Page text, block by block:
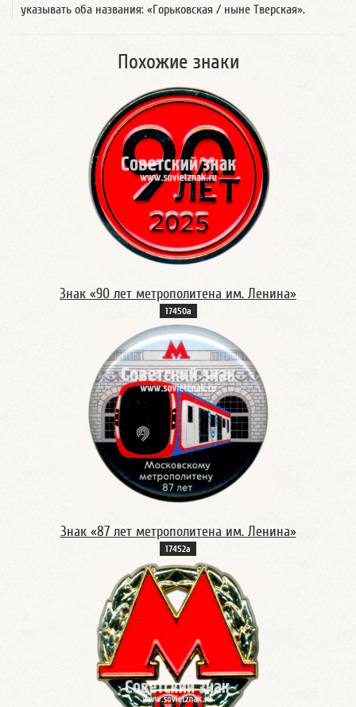
указывать оба названия: «Горьковская / ныне Тверская».
Похожие знаки
Знак «90 лет метрополитена им. Ленина»
17450а
Знак «87 лет метрополитена им. Ленина»
17452а